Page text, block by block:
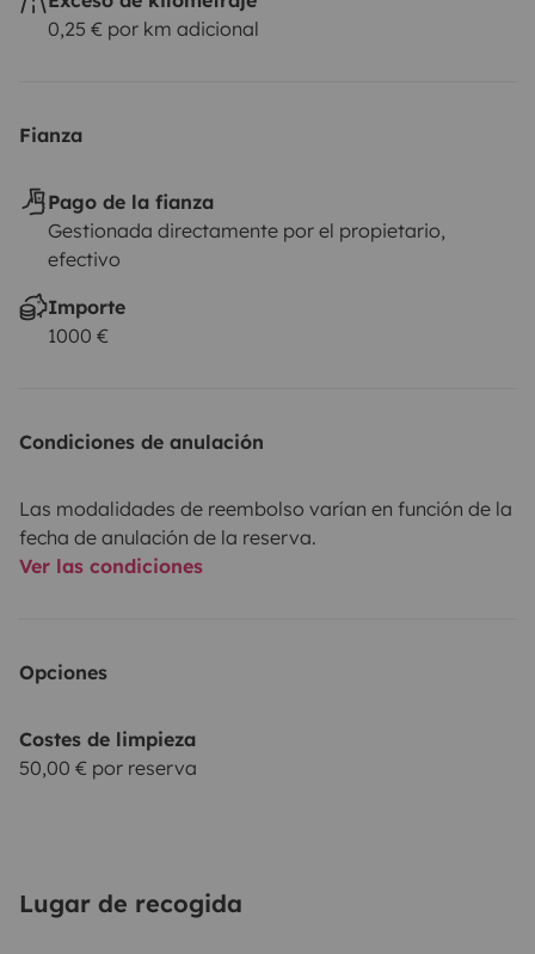
0,25 € por km adicional
Fianza
Pago de la fianza
Gestionada directamente por el propietario,
efectivo
Importe
1000 €
Condiciones de anulación
Las modalidades de reembolso varían en función de la
fecha de anulación de la reserva.
Ver las condiciones
Opciones
Costes de limpieza
50,00 € por reserva
Lugar de recogida